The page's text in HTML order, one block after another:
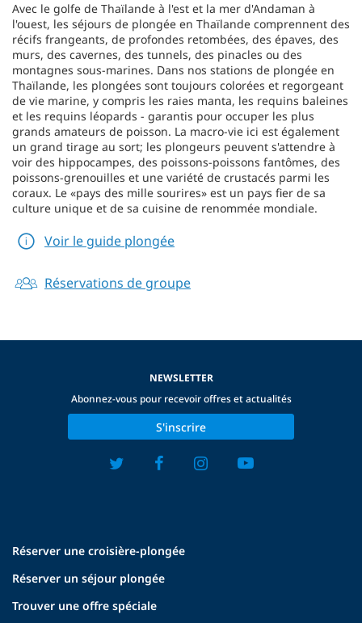
Avec le golfe de Thaïlande à l'est et la mer d'Andaman à
l'ouest, les séjours de plongée en Thaïlande comprennent des
récifs frangeants, de profondes retombées, des épaves, des
murs, des cavernes, des tunnels, des pinacles ou des
montagnes sous-marines. Dans nos stations de plongée en
Thaïlande, les plongées sont toujours colorées et regorgeant
de vie marine, y compris les raies manta, les requins baleines
et les requins léopards - garantis pour occuper les plus
grands amateurs de poisson. La macro-vie ici est également
un grand tirage au sort; les plongeurs peuvent s'attendre à
voir des hippocampes, des poissons-poissons fantômes, des
poissons-grenouilles et une variété de crustacés parmi les
coraux. Le «pays des mille sourires» est un pays fier de sa
culture unique et de sa cuisine de renommée mondiale.
Voir le guide plongée
Réservations de groupe
Réserver une croisière-plongée
Réserver un séjour plongée
Trouver une offre spéciale
NEWSLETTER
Abonnez-vous pour recevoir offres et actualités
S'inscrire